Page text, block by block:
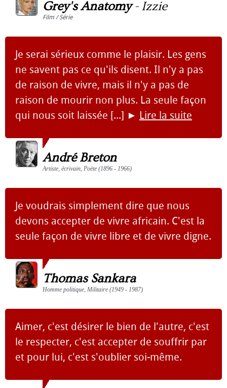
Grey's Anatomy- Izzie
Film / Série
Je serai sérieux comme le plaisir. Les gens
ne savent pas ce qu'ils disent. Il n'y a pas
de raison de vivre, mais il n'y a pas de
raison de mourir non plus. La seule façon
qui nous soit laissée [...] ► Lire la suite
André Breton
Artiste, écrivain, Poète (1896 - 1966)
Je voudrais simplement dire que nous
devons accepter de vivre africain. C'est la
seule façon de vivre libre et de vivre digne.
Thomas Sankara
Homme politique, Militaire (1949 - 1987)
Aimer, c'est désirer le bien de l'autre, c'est
le respecter, c'est accepter de souffrir par
et pour lui, c'est s'oublier soi-même.